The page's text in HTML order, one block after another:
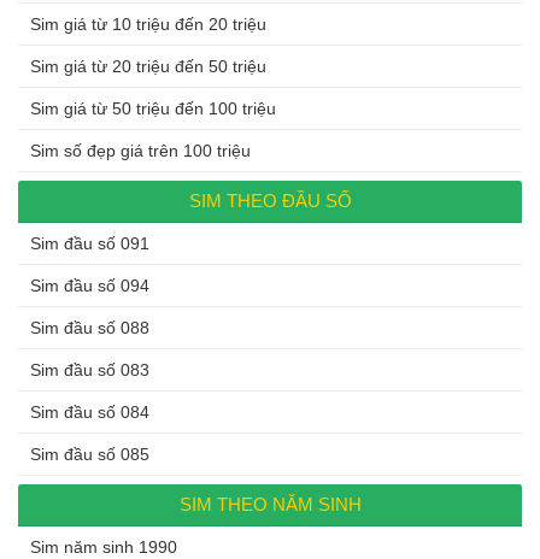
Sim giá từ 10 triệu đến 20 triệu
Sim giá từ 20 triệu đến 50 triệu
Sim giá từ 50 triệu đến 100 triệu
Sim số đẹp giá trên 100 triệu
SIM THEO ĐẦU SỐ
Sim đầu số 091
Sim đầu số 094
Sim đầu số 088
Sim đầu số 083
Sim đầu số 084
Sim đầu số 085
SIM THEO NĂM SINH
Sim năm sinh 1990